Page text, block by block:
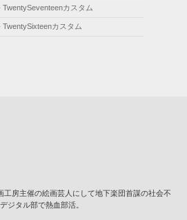
TwentySeventeenカスタム
TwentySixteenカスタム
工房主催の絵画芸人にして地下楽団首謀の社会不
ジタル部で熱血部活。